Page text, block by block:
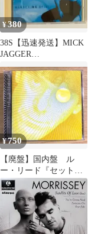
¥380
38S【迅速発送】MICK
JAGGER
「WANDERING
SPIRIT」
¥750
【廃盤】国内盤 ル
ー・リード『セット・
ザ・トワイライト・リ
ーリング』